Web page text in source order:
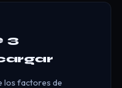
3
los factores de